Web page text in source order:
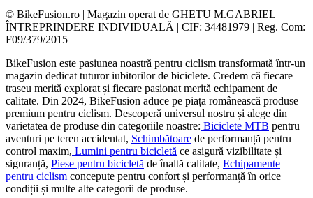
© BikeFusion.ro | Magazin operat de GHETU M.GABRIEL
ÎNTREPRINDERE INDIVIDUALĂ | CIF: 34481979 | Reg. Com:
F09/379/2015
BikeFusion este pasiunea noastră pentru ciclism transformată într-un
magazin dedicat tuturor iubitorilor de biciclete. Credem că fiecare
traseu merită explorat și fiecare pasionat merită echipament de
calitate. Din 2024, BikeFusion aduce pe piața românească produse
premium pentru ciclism. Descoperă universul nostru și alege din
varietatea de produse din categoriile noastre: Biciclete MTB pentru
aventuri pe teren accidentat, Schimbătoare de performanță pentru
control maxim, Lumini pentru bicicletă ce asigură vizibilitate și
siguranță, Piese pentru bicicletă de înaltă calitate, Echipamente
pentru ciclism concepute pentru confort și performanță în orice
condiții și multe alte categorii de produse.